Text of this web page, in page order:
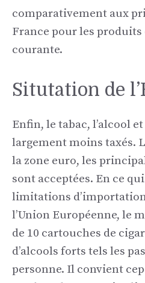
comparativement aux
France pour les
courante.
Situtation de
Enfin, le tabac, l’alcool
largement moins taxés.
la zone euro, les
sont acceptées. En ce
limitations
l’Union Européenne, le
de 10 cartouches de
d’alcools forts tels les
personne. Il convient